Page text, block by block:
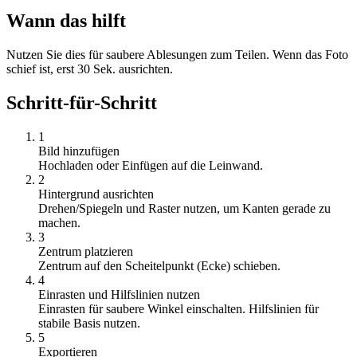
Wann das hilft
Nutzen Sie dies für saubere Ablesungen zum Teilen. Wenn das Foto
schief ist, erst 30 Sek. ausrichten.
Schritt-für-Schritt
1
Bild hinzufügen
Hochladen oder Einfügen auf die Leinwand.
2
Hintergrund ausrichten
Drehen/Spiegeln und Raster nutzen, um Kanten gerade zu
machen.
3
Zentrum platzieren
Zentrum auf den Scheitelpunkt (Ecke) schieben.
4
Einrasten und Hilfslinien nutzen
Einrasten für saubere Winkel einschalten. Hilfslinien für
stabile Basis nutzen.
5
Exportieren